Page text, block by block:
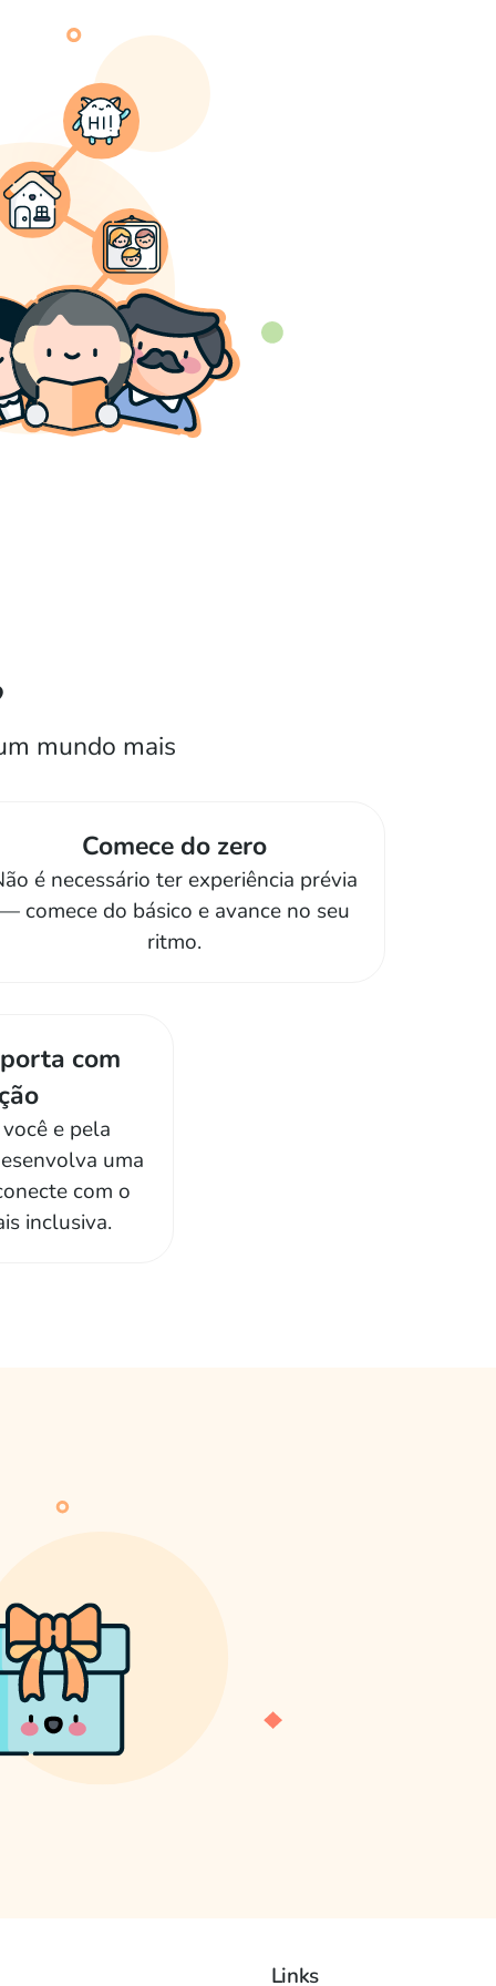
mundo mais
Comece do zero
é necessário ter experiência prévia
comece do básico e avance no seu
ritmo.
com
e pela
uma
com o
inclusiva.
Links